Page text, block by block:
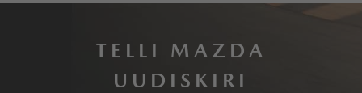
TELLI MAZDA
UUDISKIRI